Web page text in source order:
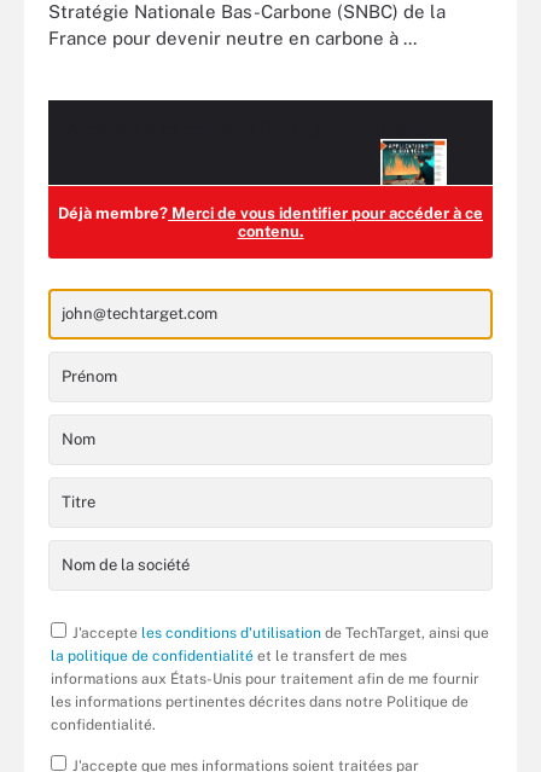
Stratégie Nationale Bas-Carbone (SNBC) de la
France pour devenir neutre en carbone à ...
Déjà membre? Merci de vous identifier pour accéder à ce
contenu.
J'accepte les conditions d'utilisation de TechTarget, ainsi que
la politique de confidentialité et le transfert de mes
informations aux États-Unis pour traitement afin de me fournir
les informations pertinentes décrites dans notre Politique de
confidentialité.
J'accepte que mes informations soient traitées par